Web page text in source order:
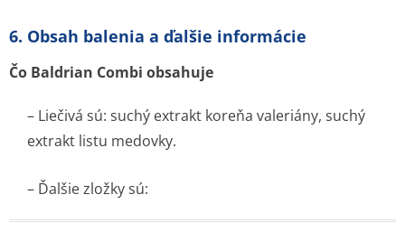
6. Obsah balenia a ďalšie informácie
Čo Baldrian Combi obsahuje
– Liečivá sú: suchý extrakt koreňa valeriány, suchý
extrakt listu medovky.
– Ďalšie zložky sú: